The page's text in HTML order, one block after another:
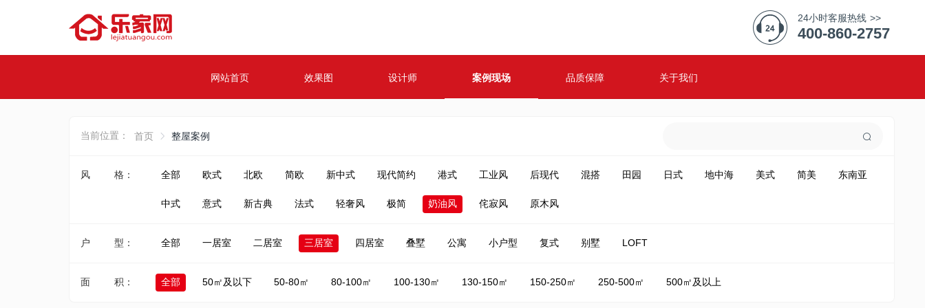
24小时客服热线 >>
400-860-2757
网站首页 效果图 设计师 案例现场 品质保障 关于我们
当前位置： 首页 整屋案例
风 格： 全部 欧式 北欧 简欧 新中式 现代简约 港式 工业风 后现代 混搭 田园 日式 地中海 美式 简美 东南亚
中式 意式 新古典 法式 轻奢风 极简 奶油风 侘寂风 原木风
户 型： 全部 一居室 二居室 三居室 四居室 叠墅 公寓 小户型 复式 别墅 LOFT
面 积： 全部 50㎡及以下 50-80㎡ 80-100㎡ 100-130㎡ 130-150㎡ 150-250㎡ 250-500㎡ 500㎡及以上